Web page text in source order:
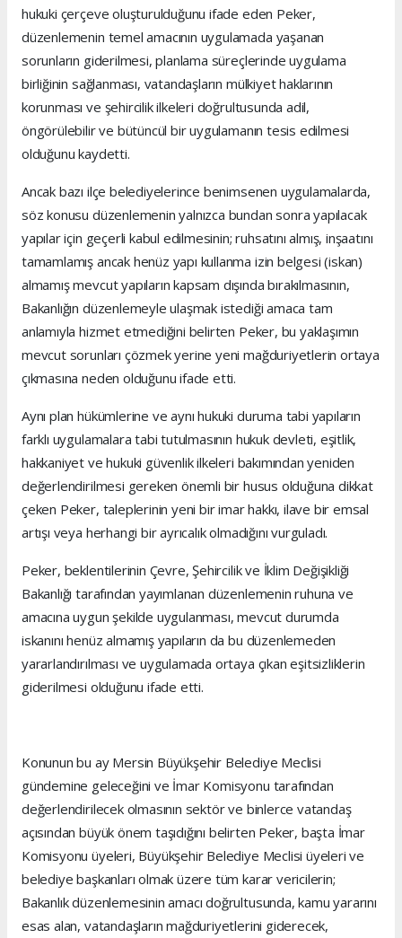
hukuki çerçeve oluşturulduğunu ifade eden Peker,
düzenlemenin temel amacının uygulamada yaşanan
sorunların giderilmesi, planlama süreçlerinde uygulama
birliğinin sağlanması, vatandaşların mülkiyet haklarının
korunması ve şehircilik ilkeleri doğrultusunda adil,
öngörülebilir ve bütüncül bir uygulamanın tesis edilmesi
olduğunu kaydetti.
Ancak bazı ilçe belediyelerince benimsenen uygulamalarda,
söz konusu düzenlemenin yalnızca bundan sonra yapılacak
yapılar için geçerli kabul edilmesinin; ruhsatını almış, inşaatını
tamamlamış ancak henüz yapı kullanma izin belgesi (iskan)
almamış mevcut yapıların kapsam dışında bırakılmasının,
Bakanlığın düzenlemeyle ulaşmak istediği amaca tam
anlamıyla hizmet etmediğini belirten Peker, bu yaklaşımın
mevcut sorunları çözmek yerine yeni mağduriyetlerin ortaya
çıkmasına neden olduğunu ifade etti.
Aynı plan hükümlerine ve aynı hukuki duruma tabi yapıların
farklı uygulamalara tabi tutulmasının hukuk devleti, eşitlik,
hakkaniyet ve hukuki güvenlik ilkeleri bakımından yeniden
değerlendirilmesi gereken önemli bir husus olduğuna dikkat
çeken Peker, taleplerinin yeni bir imar hakkı, ilave bir emsal
artışı veya herhangi bir ayrıcalık olmadığını vurguladı.
Peker, beklentilerinin Çevre, Şehircilik ve İklim Değişikliği
Bakanlığı tarafından yayımlanan düzenlemenin ruhuna ve
amacına uygun şekilde uygulanması, mevcut durumda
iskanını henüz almamış yapıların da bu düzenlemeden
yararlandırılması ve uygulamada ortaya çıkan eşitsizliklerin
giderilmesi olduğunu ifade etti.
Konunun bu ay Mersin Büyükşehir Belediye Meclisi
gündemine geleceğini ve İmar Komisyonu tarafından
değerlendirilecek olmasının sektör ve binlerce vatandaş
açısından büyük önem taşıdığını belirten Peker, başta İmar
Komisyonu üyeleri, Büyükşehir Belediye Meclisi üyeleri ve
belediye başkanları olmak üzere tüm karar vericilerin;
Bakanlık düzenlemesinin amacı doğrultusunda, kamu yararını
esas alan, vatandaşların mağduriyetlerini giderecek,